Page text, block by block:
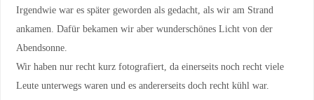
Irgendwie war es später geworden als gedacht, als wir am Strand
ankamen. Dafür bekamen wir aber wunderschönes Licht von der
Abendsonne.
Wir haben nur recht kurz fotografiert, da einerseits noch recht viele
Leute unterwegs waren und es andererseits doch recht kühl war.